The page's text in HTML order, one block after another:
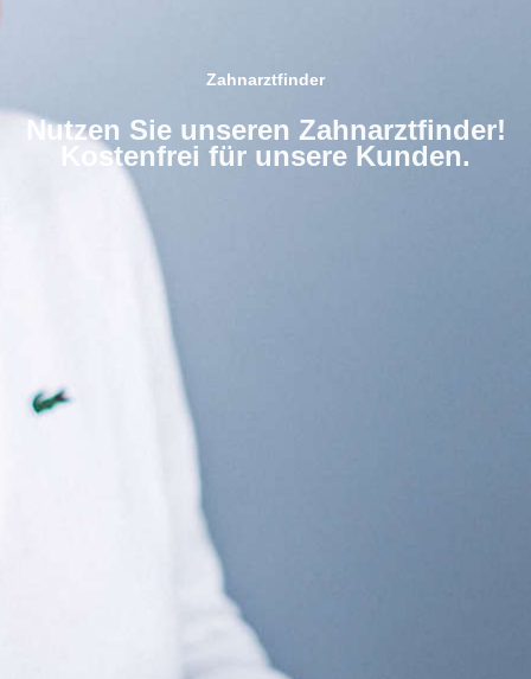
Zahnarztfinder
Nutzen Sie unseren Zahnarztfinder!
Kostenfrei für unsere Kunden.